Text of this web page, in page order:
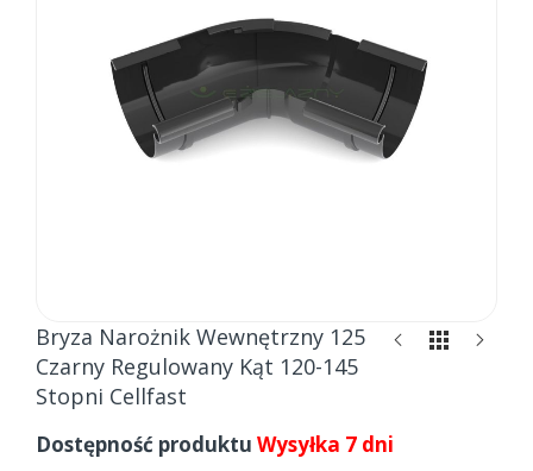
Skip
to
the
beginning
of
the
Bryza Narożnik Wewnętrzny 125
Czarny Regulowany Kąt 120-145
Stopni Cellfast
Dostępność produktu Wysyłka 7 dni